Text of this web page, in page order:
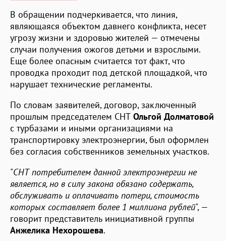
В обращении подчеркивается, что линия,
являющаяся объектом давнего конфликта, несет
угрозу жизни и здоровью жителей — отмечены
случаи получения ожогов детьми и взрослыми.
Еще более опасным считается тот факт, что
проводка проходит под детской площадкой, что
нарушает технические регламенты.
По словам заявителей, договор, заключенный
прошлым председателем СНТ Ольгой Долматовой
с турбазами и иными организациями на
транспортировку электроэнергии, был оформлен
без согласия собственников земельных участков.
"СНТ потребителем данной электроэнергии не
является, но в силу закона обязано содержать,
обслуживать и оплачивать потери, стоимость
которых составляет более 1 миллиона рублей", —
говорит представитель инициативной группы
Анжелика Нехорошева.